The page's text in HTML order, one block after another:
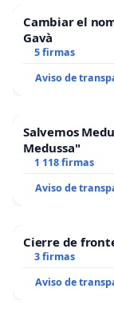
Cambiar el
Gavà
5 firmas
Aviso de
Salvemos
Medussa"
1 118 firmas
Aviso de
Cierre de
3 firmas
Aviso de